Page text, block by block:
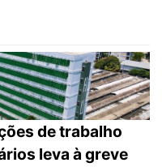
de trabalho
leva à greve